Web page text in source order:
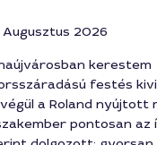
2026
kerestem
festés
a Roland nyújtott
pontosan az